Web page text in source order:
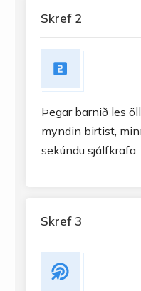
Skref 2
Þegar barnið les
myndin birtist,
sekúndu sjálfkrafa.
Skref 3